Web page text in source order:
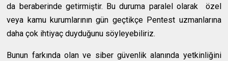
da beraberinde getirmiştir. Bu duruma paralel olarak özel
veya kamu kurumlarının gün geçtikçe Pentest uzmanlarına
daha çok ihtiyaç duyduğunu söyleyebiliriz.
Bunun farkında olan ve siber güvenlik alanında yetkinliğini